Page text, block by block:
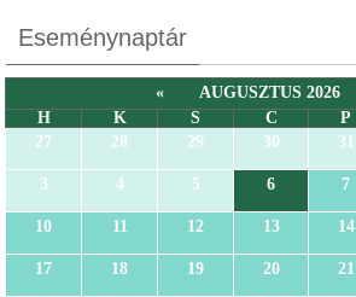
Eseménynaptár
« AUGUSZTUS 2026
H
K S C P
27
28 29 30 31
3 4 5 6 7
10 11 12 13 14
17 18 19 20 21